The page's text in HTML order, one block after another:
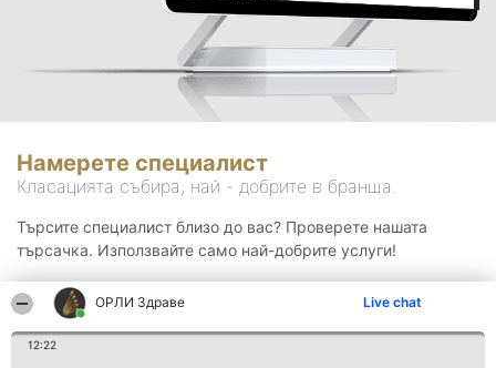
ОРЛИ Здраве Live chat
12:22
Намерете специалист
Класацията събира, най - добрите в бранша.
Търсите специалист близо до вас? Проверете нашата
търсачка. Използвайте само най-добрите услуги!